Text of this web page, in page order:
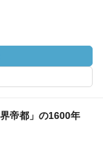
帝都」の1600年